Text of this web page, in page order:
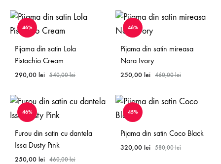
46%
Pijama din satin Lola
Pistachio Cream
290,00 lei 540,00lei
46%
Pijama din satin mireasa
Nora Ivory
250,00 lei 460,00lei
46%
Furou din satin cu dantela
Issa Dusty Pink
250,00 lei 460,00lei
45%
Pijama din satin Coco Black
320,00 lei 580,00lei